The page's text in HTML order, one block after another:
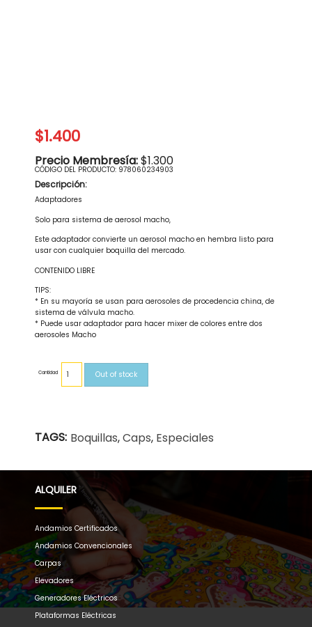
$1.400
Precio Membresía:$1.300
CÓDIGO DEL PRODUCTO: 978060234903
Descripción:
Adaptadores
Solo para sistema de aerosol macho,
Este adaptador convierte un aerosol macho en hembra listo para
usar con cualquier boquilla del mercado.
CONTENIDO LIBRE
TIPS:
* En su mayoría se usan para aerosoles de procedencia china, de
sistema de válvula macho.
* Puede usar adaptador para hacer mixer de colores entre dos
aerosoles Macho
Cantidad Out of stock
TAGS: Boquillas,Caps, Especiales
ALQUILER
Andamios Certificados
Andamios Convencionales
Carpas
Elevadores
Generadores Eléctricos
Plataformas Eléctricas